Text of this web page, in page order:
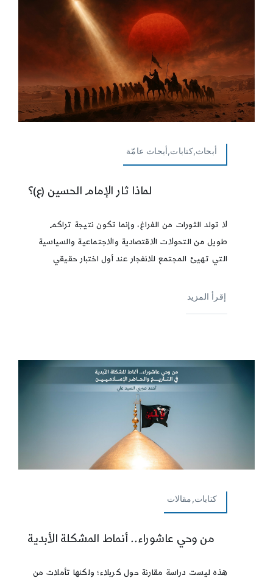
أبحاث,كتابات,أبحاث عامّة
لماذا ثار الإمام الحسين (ع)؟
لا تولد الثورات من الفراغ، وإنما تكون نتيجة تراكم
طويل من التحولات الاقتصادية والاجتماعية والسياسية
التي تهيئ المجتمع للانفجار عند أول اختبار حقيقي
إقرأ المزيد
كتابات,مقالات
من وحي عاشوراء.. أنماط المشكلة الأبدية
هذه ليست دراسة مقارنة حول كربلاء؛ ولكنها تأملات من